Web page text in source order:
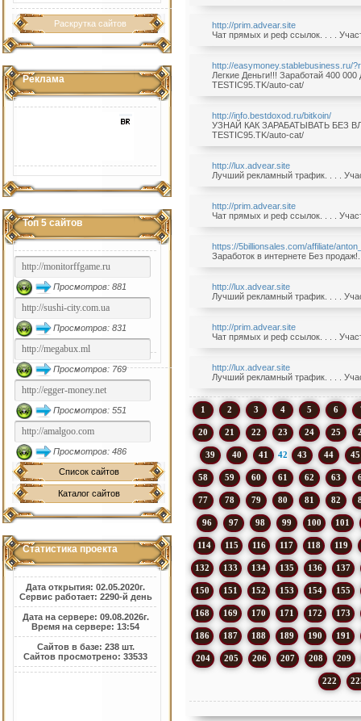
Раскрутка сайтов
Реклама
Топ 5 сайтов
Просмотров: 881
Просмотров: 831
Просмотров: 769
Просмотров: 551
Просмотров: 486
Список сайтов
Каталог сайтов
Статистика проекта
Дата открытия: 02.05.2020г.
Сервис работает: 2290-й день
Дата на сервере: 09.08.2026г.
Время на сервере: 13:54
Сайтов в базе: 238 шт.
Сайтов просмотрено: 33533
http://prim.advear.site
Чат прямых и реф ссылок. . . .
http://easymoney.stablebusiness.ru/
Легкие Деньги!!! Заработай 400
TESTIC95.TK/auto-cat/
http://info.bestdoxod.ru/bitkoin/
УЗНАЙ КАК ЗАРАБАТЫВАТЬ БЕЗ
TESTIC95.TK/auto-cat/
http://lux.advear.site
Лучший рекламный трафик. . . .
http://prim.advear.site
Чат прямых и реф ссылок. . . .
https://5billionsales.com/affiliate/
Заработок в интернете Без
http://lux.advear.site
Лучший рекламный трафик. . . .
http://prim.advear.site
Чат прямых и реф ссылок. . . .
http://lux.advear.site
Лучший рекламный трафик. . . .
1 2 3 4 5 6
20 21 22 23 24 25
39 40 41 42 43 44 45
58 59 60 61 62 63
77 78 79 80 81 82
96 97 98 99 100 101
114 115 116 117 118 119
132 133 134 135 136 137
150 151 152 153 154 155
168 169 170 171 172 173
186 187 188 189 190 191
204 205 206 207 208 209
222